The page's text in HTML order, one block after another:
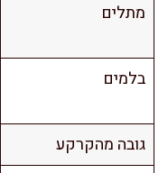
מתלים
בלמים
גובה מהקרקע